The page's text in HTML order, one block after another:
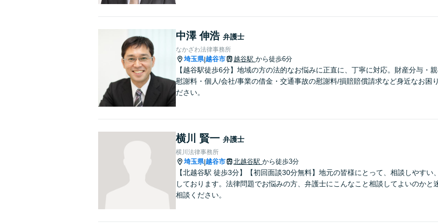
中澤 伸浩 弁護士
なかざわ法律事務所
埼玉県|越谷市 越谷駅 から徒歩6分
【越谷駅徒歩6分】地域の方の法的なお悩みに正直に、丁寧に対応。財産分与・
慰謝料・個人/会社/事業の借金・交通事故の慰謝料/損賠賠償請求など身近なお困
ださい。
横川 賢一 弁護士
横川法律事務所
埼玉県|越谷市 北越谷駅 から徒歩3分
【北越谷駅 徒歩3分】【初回面談30分無料】地元の皆様にとって、相談しやすい
しております。法律問題でお悩みの方、弁護士にこんなこと相談してよいのかと
相談ください。